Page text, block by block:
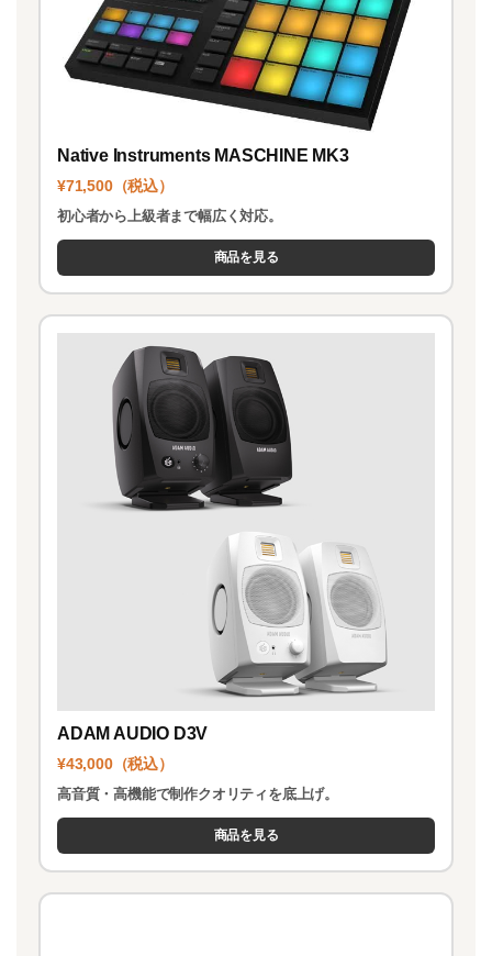
Native Instruments MASCHINE MK3
¥71,500（税込）
初心者から上級者まで幅広く対応。
商品を見る
ADAM AUDIO D3V
¥43,000（税込）
高音質・高機能で制作クオリティを底上げ。
商品を見る